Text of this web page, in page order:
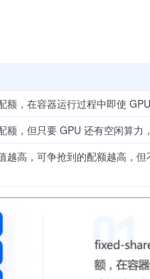
，在容器运行过程中即使
，但只要 GPU 还有空闲算力
越高，可争抢到的配额越高，